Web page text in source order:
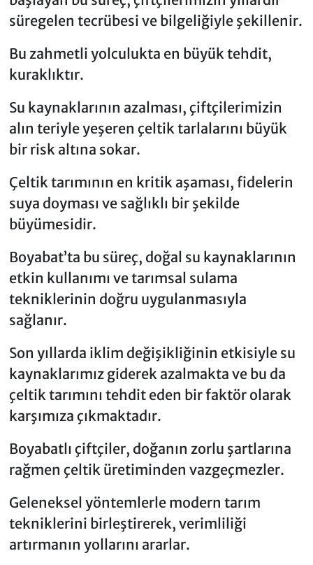
süregelen tecrübesi ve bilgeliğiyle şekillenir.
Bu zahmetli yolculukta en büyük tehdit,
kuraklıktır.
Su kaynaklarının azalması, çiftçilerimizin
alın teriyle yeşeren çeltik tarlalarını büyük
bir risk altına sokar.
Çeltik tarımının en kritik aşaması, fidelerin
suya doyması ve sağlıklı bir şekilde
büyümesidir.
Boyabat’ta bu süreç, doğal su kaynaklarının
etkin kullanımı ve tarımsal sulama
tekniklerinin doğru uygulanmasıyla
sağlanır.
Son yıllarda iklim değişikliğinin etkisiyle su
kaynaklarımız giderek azalmakta ve bu da
çeltik tarımını tehdit eden bir faktör olarak
karşımıza çıkmaktadır.
Boyabatlı çiftçiler, doğanın zorlu şartlarına
rağmen çeltik üretiminden vazgeçmezler.
Geleneksel yöntemlerle modern tarım
tekniklerini birleştirerek, verimliliği
artırmanın yollarını ararlar.